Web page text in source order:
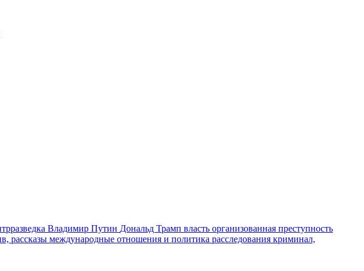
Владимир Путин Дональд Трамп власть организованная преступность
рассказы международные отношения и политика расследования криминал,